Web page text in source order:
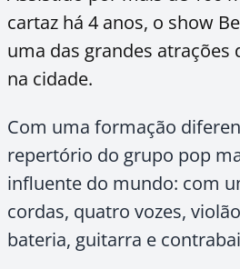
cartaz há 4 anos, o show
uma das grandes atrações
na cidade.
Com uma formação
repertório do grupo pop
influente do mundo: com
cordas, quatro vozes,
bateria, guitarra e